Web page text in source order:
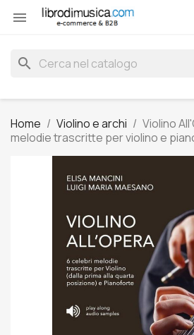

search
Home Violino e archi
Violino
melodie trascritte per violino e